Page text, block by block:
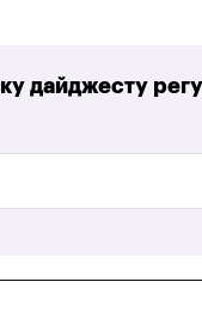
дайджесту